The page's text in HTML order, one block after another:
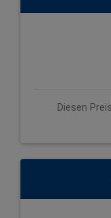
Diesen